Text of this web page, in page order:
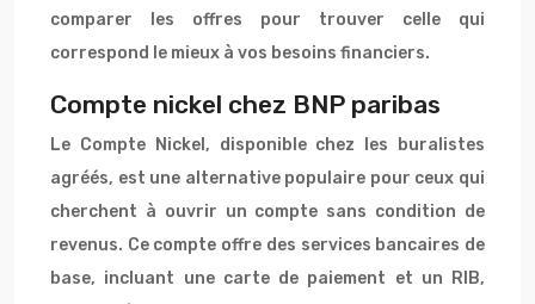
comparer les offres pour trouver celle qui
correspond le mieux à vos besoins financiers.
Compte nickel chez BNP paribas
Le Compte Nickel, disponible chez les buralistes
agréés, est une alternative populaire pour ceux qui
cherchent à ouvrir un compte sans condition de
revenus. Ce compte offre des services bancaires de
base, incluant une carte de paiement et un RIB,